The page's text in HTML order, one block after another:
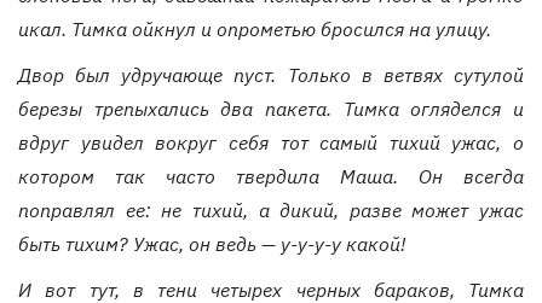
икал. Тимка ойкнул и опрометью бросился на улицу.
Двор был удручающе пуст. Только в ветвях сутулой
березы трепыхались два пакета. Тимка огляделся и
вдруг увидел вокруг себя тот самый тихий ужас, о
котором так часто твердила Маша. Он всегда
поправлял ее: не тихий, а дикий, разве может ужас
быть тихим? Ужас, он ведь — у-у-у-у какой!
И вот тут, в тени четырех черных бараков, Тимка